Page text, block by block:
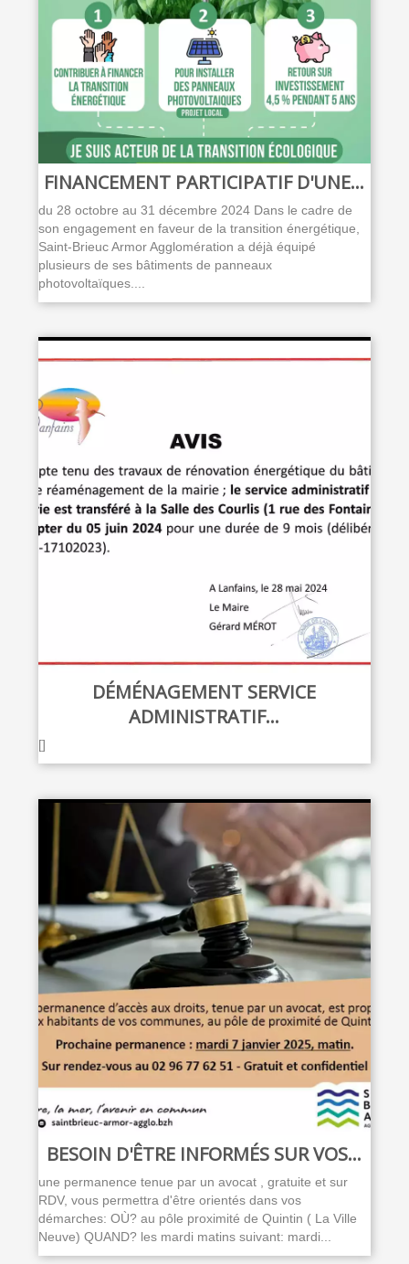
FINANCEMENT PARTICIPATIF D'UNE...
du 28 octobre au 31 décembre 2024 Dans le cadre de
son engagement en faveur de la transition énergétique,
Saint-Brieuc Armor Agglomération a déjà équipé
plusieurs de ses bâtiments de panneaux
photovoltaïques....
DÉMÉNAGEMENT SERVICE
ADMINISTRATIF...
[]
BESOIN D'ÊTRE INFORMÉS SUR VOS...
une permanence tenue par un avocat , gratuite et sur
RDV, vous permettra d'être orientés dans vos
démarches: OÙ? au pôle proximité de Quintin ( La Ville
Neuve) QUAND? les mardi matins suivant: mardi...